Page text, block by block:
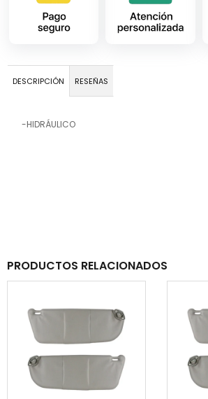
DESCRIPCIÓN RESEÑAS
-HIDRÁULICO
PRODUCTOS RELACIONADOS